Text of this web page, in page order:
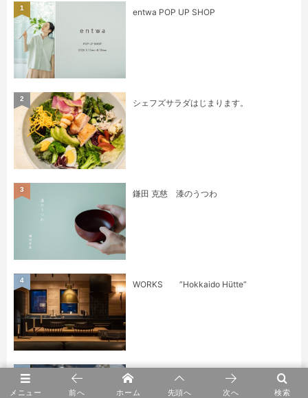
entwa POP UP SHOP
1
シェフズサラダはじまります。
2
鎌田 克慈 漆のうつわ
3
WORKS ”Hokkaido Hütte”
4
身に纏うもの展 kuhnau.
メニュー 検索
前へ ホーム 先頭へ 次へ